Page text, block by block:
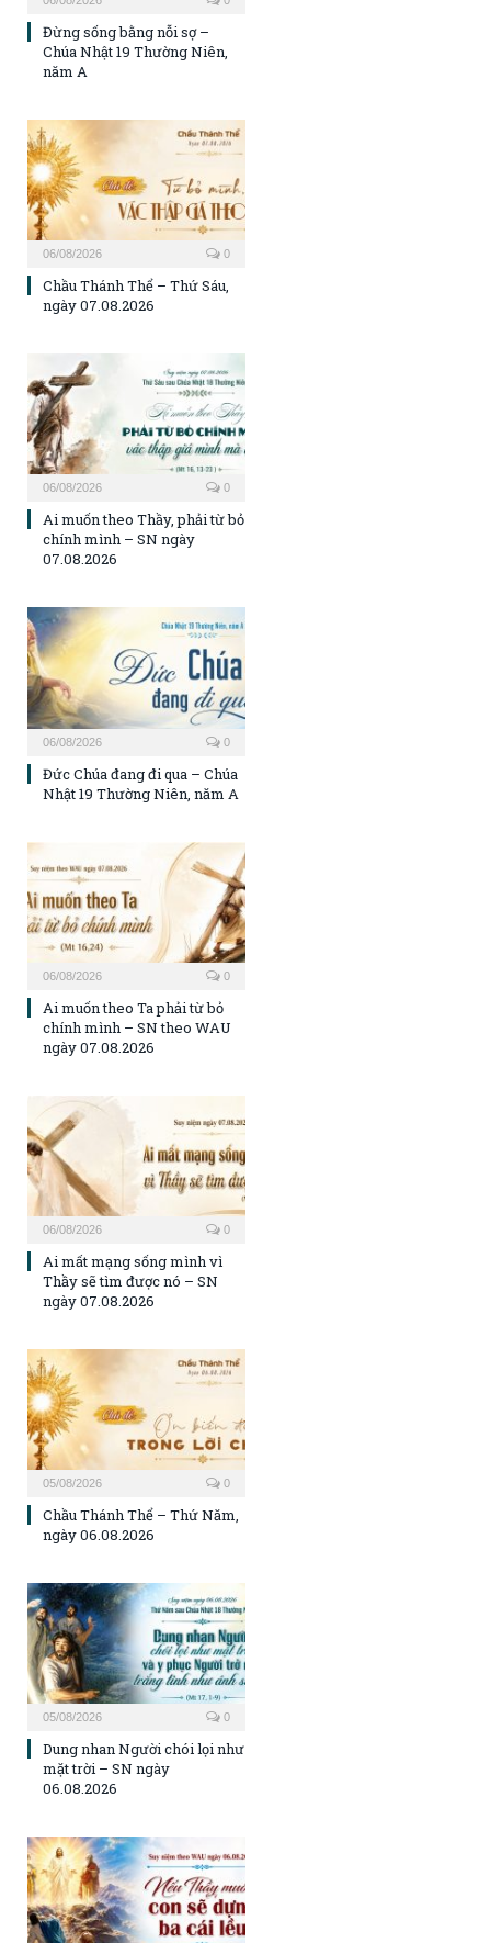
Đừng sống bằng nỗi sợ –
Chúa Nhật 19 Thường Niên,
năm A
06/08/2026 0
Chầu Thánh Thể – Thứ Sáu,
ngày 07.08.2026
06/08/2026 0
Ai muốn theo Thầy, phải từ bỏ
chính mình – SN ngày
07.08.2026
06/08/2026 0
Đức Chúa đang đi qua – Chúa
Nhật 19 Thường Niên, năm A
06/08/2026 0
Ai muốn theo Ta phải từ bỏ
chính mình – SN theo WAU
ngày 07.08.2026
06/08/2026 0
Ai mất mạng sống mình vì
Thầy sẽ tìm được nó – SN
ngày 07.08.2026
05/08/2026 0
Chầu Thánh Thể – Thứ Năm,
ngày 06.08.2026
05/08/2026 0
Dung nhan Người chói lọi như
mặt trời – SN ngày
06.08.2026